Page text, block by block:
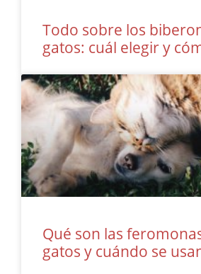
Todo sobre los
gatos: cuál elegir y
Qué son las
gatos y cuándo se